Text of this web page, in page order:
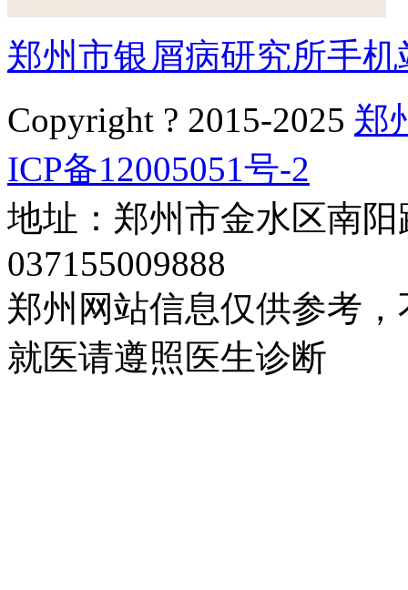
郑州市银屑病研究所手机
Copyright ? 2015-2025 郑
ICP备12005051号-2
地址：郑州市金水区南
037155009888
郑州网站信息仅供参考
就医请遵照医生诊断